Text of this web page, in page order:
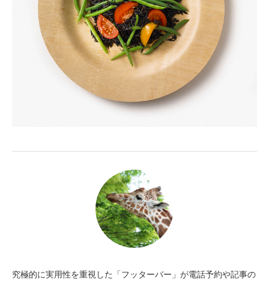
究極的に実用性を重視した「フッターバー」が電話予約や記事の